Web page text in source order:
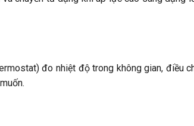
đo nhiệt độ trong không gian, điều